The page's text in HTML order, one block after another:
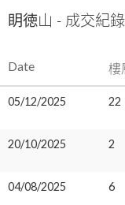
眀徳山 - 成交紀錄
Date 樓
05/12/2025 22
20/10/2025 2
04/08/2025 6